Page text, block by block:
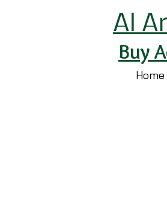
Al
Buy
Home